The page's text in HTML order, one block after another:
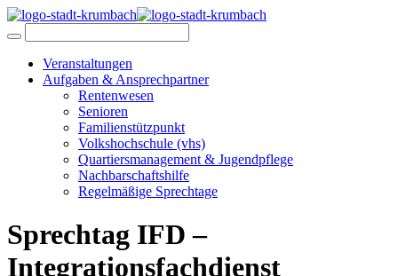
Veranstaltungen
Aufgaben & Ansprechpartner
Rentenwesen
Senioren
Familienstützpunkt
Volkshochschule (vhs)
Quartiersmanagement & Jugendpflege
Nachbarschaftshilfe
Regelmäßige Sprechtage
Sprechtag IFD –
Integrationsfachdienst